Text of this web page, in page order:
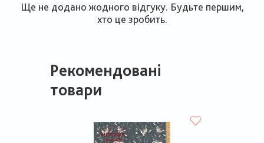
Ще не додано жодного відгуку. Будьте першим,
хто це зробить.
Рекомендовані
товари